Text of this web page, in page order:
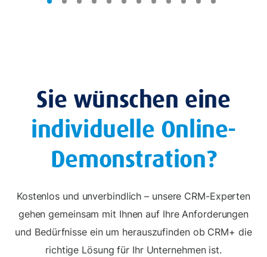
Sie wünschen eine
individuelle Online-
Demonstration?
Kostenlos und unverbindlich – unsere CRM-Experten
gehen gemeinsam mit Ihnen auf Ihre Anforderungen
und Bedürfnisse ein um herauszufinden ob CRM+ die
richtige Lösung für Ihr Unternehmen ist.